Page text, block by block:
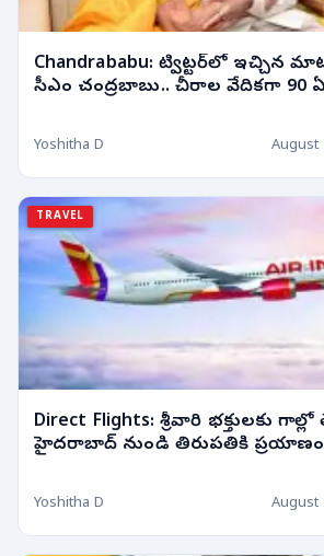
Chandrababu: ట్విట్టర్‌లో ఇచ్చిన
సీఎం చంద్రబాబు.. చీరాల వేదికగా 90
Yoshitha D August
TRAVEL
Direct Flights: శ్రీవారి భక్తులకు
హైదరాబాద్ నుండి తిరుపతికి ప్రయాణం
Yoshitha D August